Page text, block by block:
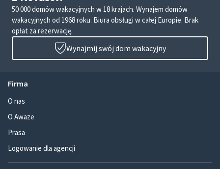
50 000 domów wakacyjnych w 18 krajach. Wynajem domów
wakacyjnych od 1968 roku. Biura obsługi w całej Europie. Brak
opłat za rezerwację.
Wynajmij swój dom wakacyjny
Firma
O nas
O Awaze
Prasa
Logowanie dla agencji